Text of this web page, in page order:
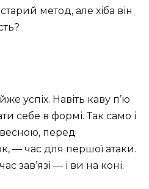
метод, але хіба він
успіх. Навіть каву п’ю
себе в формі. Так само і
перед
— час для першої атаки.
зав’язі — і ви на коні.